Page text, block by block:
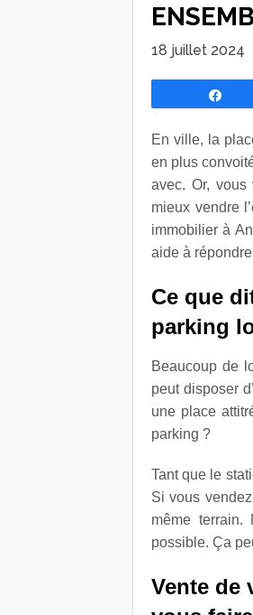
18 juillet 2024
En ville, la
en plus
avec. Or, vous
mieux vendre
immobilier à
aide à
Ce que
parking
Beaucoup de
peut disposer
une place
parking ?
Tant que le
Si vous
même terrain.
possible. Ça
Vente de